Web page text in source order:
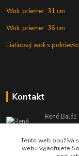
Wok, priemer: 31 cm
Wok, priemer: 36 cm
Liatinový wok s
Kontakt
René Baláž
Eshop:
od 8:00 -
Tento web používá
webu vyjadřujete